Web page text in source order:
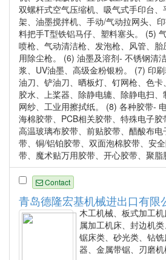
双螺杆式空气压缩机、吸气式手印台
架、油墨搅拌机、手动/气动拉网头、
料把手T型铁铝马仔、塑料塞头。 (5)
喷枪、气动清洁枪、发泡枪、风管、
用除尘枪。 (6) 油墨及溶剂- 不锈钢清
浆、UV油墨、高级金粉银粉。 (7) 印
油刀、铲油刀、晒板灯、钉网枪、色
胶水、上桨器、除静电辘、除静电扫、
网纱、工业用擦拭纸。 (8) 各种胶带-
海棉胶带、PCB相关胶带、特殊电子
高温玻璃布胶带、前贴胶带、醋酸布
带、铜/铝铂胶带、双面泡棉胶带、安
带、魔术贴万用胶带、开心胶带、聚脂
Contact
青岛德隆宏基机械进出口有限
木工机械、板式加工
属加工机床、封边机类
锯床类、砂光类、钻
器、金属带锯、刃磨机